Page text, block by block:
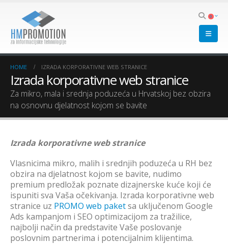
0
HOME IZRADA KORPORATIVNE WEB STRANICE
Izrada korporativne web stranice
Za mikro, mala i srednja poduzeća u Hrvatskoj bez obzira
na osnovnu djelatnost kojom se bavite
Izrada korporativne web stranice
Vlasnicima mikro, malih i srednjih poduzeća u RH bez
obzira na djelatnost kojom se bavite, nudimo
premium predložak poznate dizajnerske kuće koji će
ispuniti sva Vaša očekivanja. Izrada korporativne web
stranice uz PROMO web paketsa uključenom Google
Ads kampanjom i SEO optimizacijom za tražilice,
najbolji način da predstavite Vaše poslovanje
poslovnim partnerima i potencijalnim klijentima.